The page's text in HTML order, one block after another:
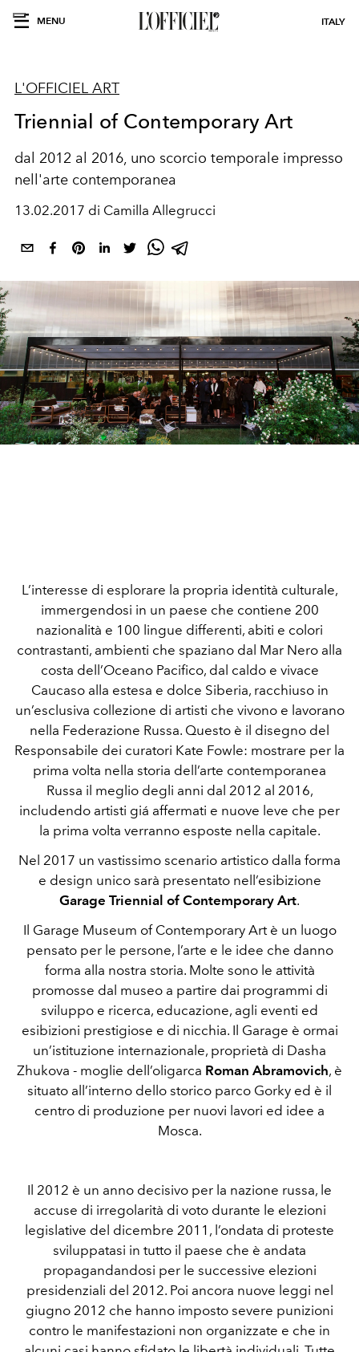
MENU ITALY
L'OFFICIEL ART
Triennial of Contemporary Art
dal 2012 al 2016, uno scorcio temporale impresso
nell'arte contemporanea
13.02.2017 di Camilla Allegrucci
L’interesse di esplorare la propria identità culturale,
immergendosi in un paese che contiene 200
nazionalità e 100 lingue differenti, abiti e colori
contrastanti, ambienti che spaziano dal Mar Nero alla
costa dell’Oceano Pacifico, dal caldo e vivace
Caucaso alla estesa e dolce Siberia, racchiuso in
un’esclusiva collezione di artisti che vivono e lavorano
nella Federazione Russa. Questo è il disegno del
Responsabile dei curatori Kate Fowle: mostrare per la
prima volta nella storia dell’arte contemporanea
Russa il meglio degli anni dal 2012 al 2016,
includendo artisti giá affermati e nuove leve che per
la prima volta verranno esposte nella capitale.
Nel 2017 un vastissimo scenario artistico dalla forma
e design unico sarà presentato nell’esibizione
Garage Triennial of Contemporary Art.
Il Garage Museum of Contemporary Art è un luogo
pensato per le persone, l’arte e le idee che danno
forma alla nostra storia. Molte sono le attività
promosse dal museo a partire dai programmi di
sviluppo e ricerca, educazione, agli eventi ed
esibizioni prestigiose e di nicchia. Il Garage è ormai
un’istituzione internazionale, proprietà di Dasha
Zhukova - moglie dell’oligarca Roman Abramovich, è
situato all’interno dello storico parco Gorky ed è il
centro di produzione per nuovi lavori ed idee a
Mosca.
Il 2012 è un anno decisivo per la nazione russa, le
accuse di irregolarità di voto durante le elezioni
legislative del dicembre 2011, l’ondata di proteste
sviluppatasi in tutto il paese che è andata
propagandandosi per le successive elezioni
presidenziali del 2012. Poi ancora nuove leggi nel
giugno 2012 che hanno imposto severe punizioni
contro le manifestazioni non organizzate e che in